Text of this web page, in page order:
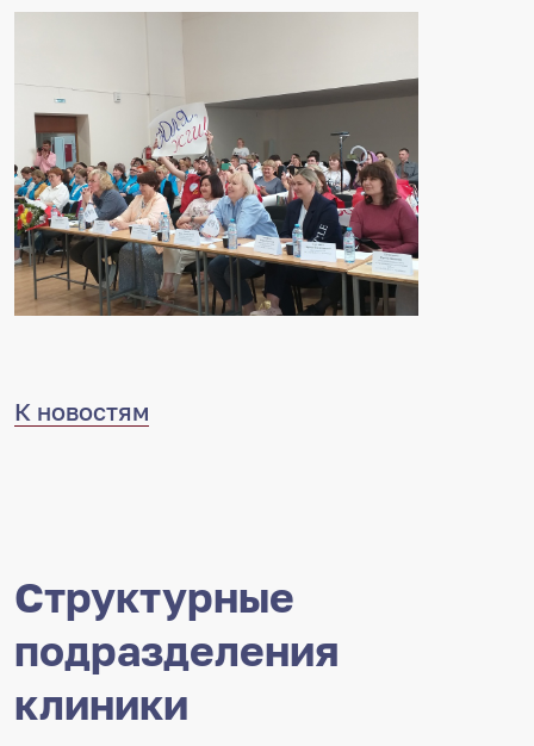
К новостям
Структурные
подразделения
клиники